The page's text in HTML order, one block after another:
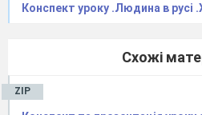
плавні згини.)
Конспект уроку .Людина в
Схожі
ZIP